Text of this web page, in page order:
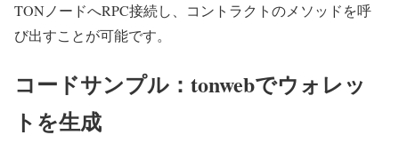
TONノードへRPC接続し、コントラクトのメソッドを呼
び出すことが可能です。
コードサンプル：tonwebでウォレッ
トを生成